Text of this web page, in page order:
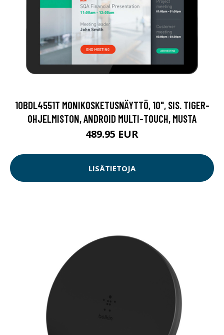
10BDL4551T MONIKOSKETUSNÄYTTÖ, 10", SIS. TIGER-
OHJELMISTON, ANDROID MULTI-TOUCH, MUSTA
489.95 EUR
LISÄTIETOJA